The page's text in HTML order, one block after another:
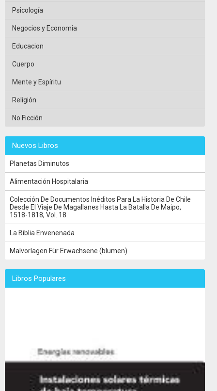
Psicología
Negocios y Economia
Educacion
Cuerpo
Mente y Espíritu
Religión
No Ficción
Nuevos Libros
Planetas Diminutos
Alimentación Hospitalaria
Colección De Documentos Inéditos Para La Historia De Chile
Desde El Viaje De Magallanes Hasta La Batalla De Maipo,
1518-1818, Vol. 18
La Biblia Envenenada
Malvorlagen Für Erwachsene (blumen)
Libros Populares